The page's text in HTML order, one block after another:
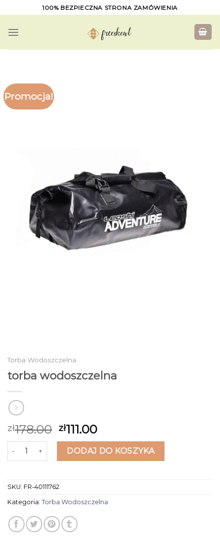
to
content
100% BEZPIECZNA STRONA ZAMÓWIENIA
Promocja!
Torba Wodoszczelna
torba wodoszczelna
zł178.00 zł111.00
ilość torba wodoszczelnaDODAJ DO KOSZYKA
SKU: FR-40111762
Kategoria: Torba Wodoszczelna